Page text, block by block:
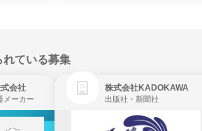
れている募集
会社
メーカー
株式会社KADOKAWA
出版社・新聞社